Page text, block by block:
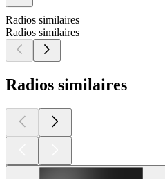
Radios similaires
Radios similaires
Radios similaires